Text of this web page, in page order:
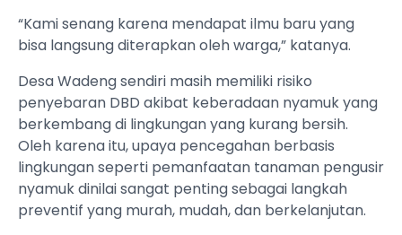
“Kami senang karena mendapat ilmu baru yang
bisa langsung diterapkan oleh warga,” katanya.
Desa Wadeng sendiri masih memiliki risiko
penyebaran DBD akibat keberadaan nyamuk yang
berkembang di lingkungan yang kurang bersih.
Oleh karena itu, upaya pencegahan berbasis
lingkungan seperti pemanfaatan tanaman pengusir
nyamuk dinilai sangat penting sebagai langkah
preventif yang murah, mudah, dan berkelanjutan.